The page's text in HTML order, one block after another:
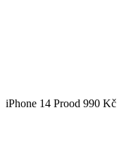
iPhone 14 Prood 990 Kč